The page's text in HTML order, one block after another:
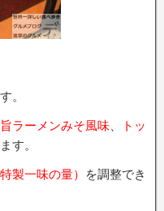
。
ラーメンみそ風味
トッ
す。
製一味の量）
を調整でき